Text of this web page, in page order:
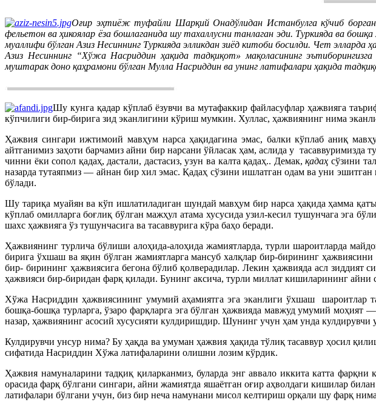
Оғир эҳтиёж туфайли Шарқий Онадўлидан Истанбулга кўчиб
фельетон ва ҳикоялар ёза бошлаганида шу тахаллусни танлаган эди. Туркияда ва
муаллифи бўлган Азиз Несиннинг Туркияда элликдан зиёд китоби босилди. Чет
Азиз Несиннинг “Хўжа Насриддин ҳақида тадқиқот» мақоласининг
муштарак доно қаҳрамони бўлган Мулла Насриддин ва унинг латифалари ҳақида
Шу кунга қадар кўплаб ёзувчи ва мутафаккир файласуфлар ҳажвияга
кўпчилиги бир-бирига зид эканлигини кўриш мумкин. Хуллас, ҳажвиянинг нима
Ҳажвия сингари ижтимоий мавҳум нарса ҳақидагина эмас, балки кўплаб аниқ
айтганимиз заҳоти барчамиз айни бир нарсани ўйласак ҳам, аслида у
чинни ёки сопол қадаҳ, дастали, дастасиз, узун ва калта қадаҳ.. Демак,қадаҳ сўзини
назарда тутаяпмиз — айнан бир хил эмас. Қадаҳ сўзини ишлатган одам ва уни
бўлади.
Шу тариқа муайян ва кўп ишлатиладиган шундай мавҳум бир нарса ҳақида ҳамма
кўплаб омилларга боғлиқ бўлган мажҳул атама хусусида узил-кесил тушунчага эга
шахс ҳажвияга ўз тушунчасига ва тасаввурига кўра баҳо беради.
Ҳажвиянинг турлича бўлиши алоҳида-алоҳида жамиятларда, турли шароитларда
бирига ўхшаш ва яқин бўлган жамиятларга мансуб халқлар бир-бирининг
бир- бирининг ҳажвиясига бегона бўлиб қолверадилар. Лекин ҳажвияда асл
ҳажвияси бир-биридан фарқ қилади. Бунинг аксича, турли миллат кишиларининг айни
Хўжа Насриддин ҳажвиясининг умумий аҳамиятга эга эканлиги ўхшаш шароитлар
бошқа-бошқа турларга, ўзаро фарқларга эга бўлган ҳажвияда мавжуд умумий
назар, ҳажвиянинг асосий хусусияти кулдиришдир. Шунинг учун ҳам унда
Кулдирувчи унсур нима? Бу ҳақда ва умуман ҳажвия ҳақида тўлиқ тасаввур ҳосил
сифатида Насриддин Хўжа латифаларини олишни лозим кўрдик.
Ҳажвия намуналарини тадқиқ қиларканмиз, буларда энг аввало иккита катта
орасида фарқ бўлгани сингари, айни жамиятда яшаётган оғир аҳволдаги кишилар
латифалари бўлгани учун, биз бир неча намунани мисол келтириш орқали шу фарқ